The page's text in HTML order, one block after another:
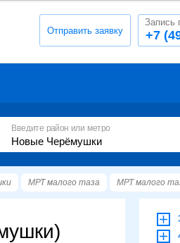
Отправить заявку +7
Запись
Введите район или метро
МРТ малого таза МРТ малого